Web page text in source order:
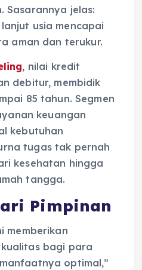
Sasarannya jelas:
usia mencapai
aman dan terukur.
, nilai kredit
debitur, membidik
85 tahun. Segmen
keuangan
kebutuhan
tugas tak pernah
kesehatan hingga
tangga.
Pimpinan
memberikan
bagi para
optimal,”